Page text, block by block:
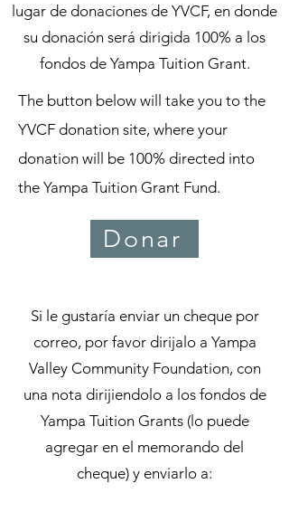
lugar de donaciones de YVCF, en donde
su donación será dirigida 100% a los
fondos de Yampa Tuition Grant.
The button below will take you to the
YVCF donation site, where your
donation will be 100% directed into
the Yampa Tuition Grant Fund.
Donar
Si le gustaría enviar un cheque por
correo, por favor dirijalo a Yampa
Valley Community Foundation, con
una nota dirijiendolo a los fondos de
Yampa Tuition Grants (lo puede
agregar en el memorando del
cheque) y enviarlo a: